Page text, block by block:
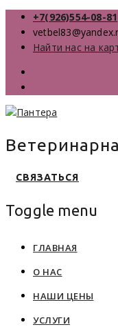
+7(926)554-08-81
Найти нас на
СВЯЗАТЬСЯ
Toggle menu
content
ГЛАВНАЯ
О НАС
НАШИ ЦЕНЫ
УСЛУГИ